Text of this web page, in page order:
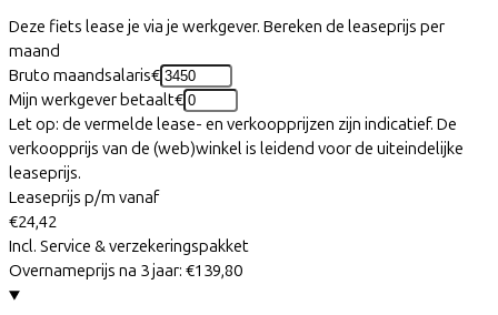
Deze fiets lease je via je werkgever. Bereken de leaseprijs per
maand
Bruto maandsalaris€
Mijn werkgever betaalt€
Let op: de vermelde lease- en verkoopprijzen zijn indicatief. De
verkoopprijs van de (web)winkel is leidend voor de uiteindelijke
leaseprijs.
Leaseprijs p/m vanaf
€24,42
Incl. Service & verzekeringspakket
Overnameprijs na 3 jaar: €139,80